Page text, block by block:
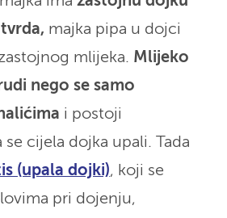
majka pipa u dojci
mlijeka. Mlijeko
nego se samo
i postoji
cijela dojka upali. Tada
(upala dojki), koji se
pri dojenju,